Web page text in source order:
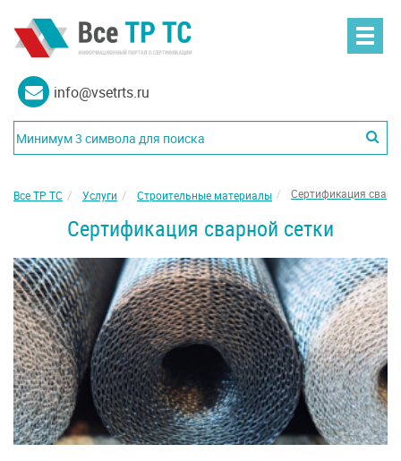
info@vsetrts.ru
Все ТР ТС Услуги Строительные материалы Сертификация
Сертификация сварной сетки